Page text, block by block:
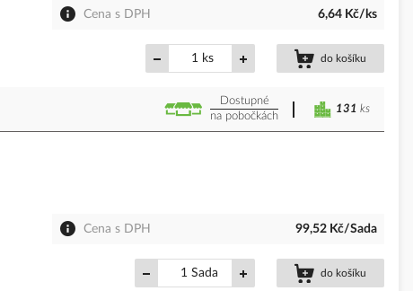
Cena s DPH 6,64 Kč/ks
ks do košíku
Dostupné
na pobočkách
131 ks
Cena s DPH 99,52 Kč/Sada
Sada do košíku